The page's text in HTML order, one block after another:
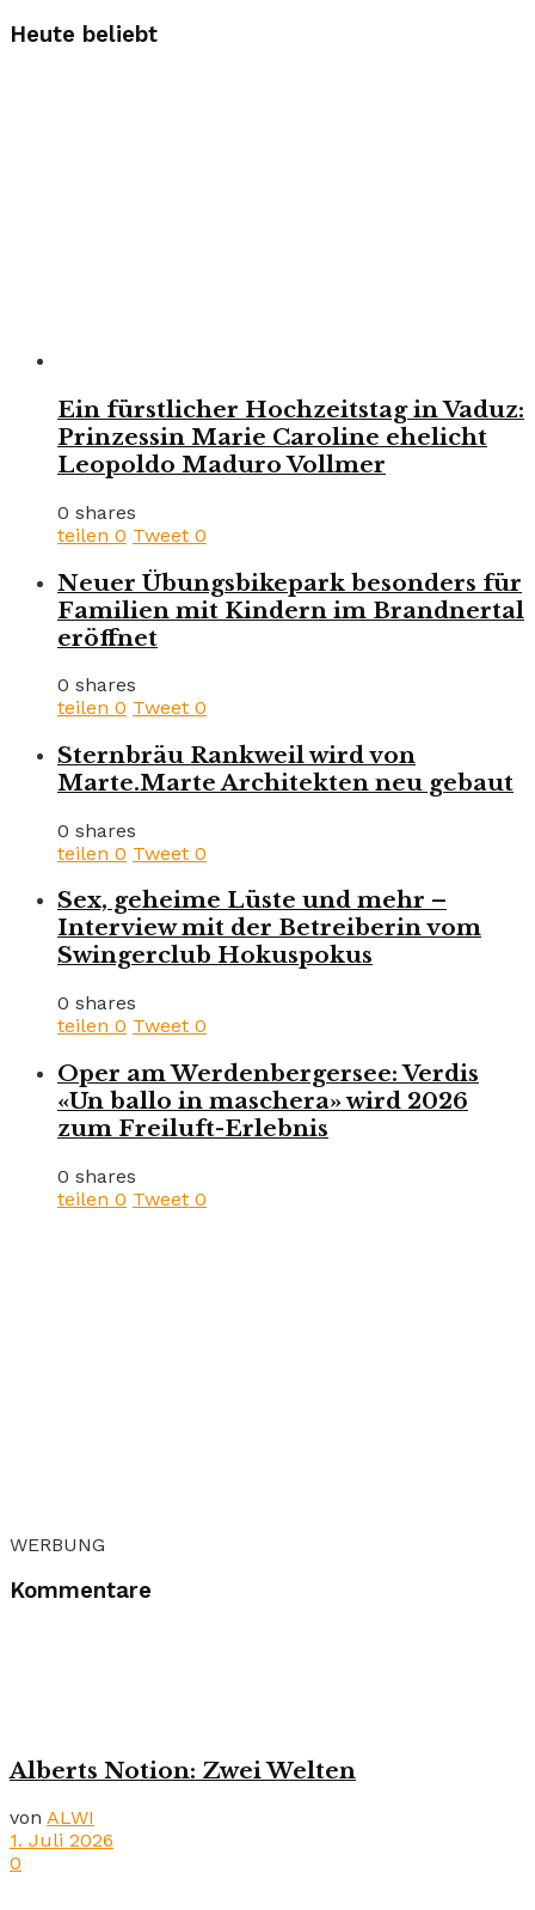
Heute beliebt
Ein fürstlicher Hochzeitstag in Vaduz:
Prinzessin Marie Caroline ehelicht
Leopoldo Maduro Vollmer
0 shares
teilen 0 Tweet 0
Neuer Übungsbikepark besonders für
Familien mit Kindern im Brandnertal
eröffnet
0 shares
teilen 0 Tweet 0
Sternbräu Rankweil wird von
Marte.Marte Architekten neu gebaut
0 shares
teilen 0 Tweet 0
Sex, geheime Lüste und mehr –
Interview mit der Betreiberin vom
Swingerclub Hokuspokus
0 shares
teilen 0 Tweet 0
Oper am Werdenbergersee: Verdis
«Un ballo in maschera» wird 2026
zum Freiluft-Erlebnis
0 shares
teilen 0 Tweet 0
WERBUNG
Kommentare
Alberts Notion: Zwei Welten
von ALWI
1. Juli 2026
0